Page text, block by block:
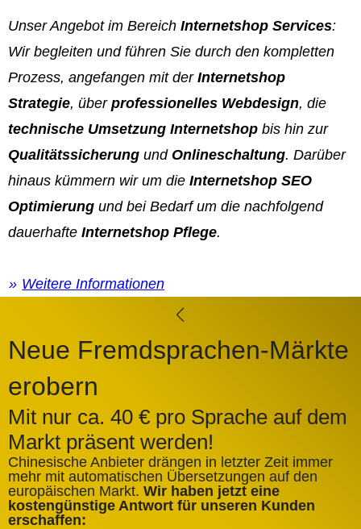
Unser Angebot im Bereich Internetshop Services:
Wir begleiten und führen Sie durch den kompletten
Prozess, angefangen mit der Internetshop
Strategie, überprofessionelles Webdesign, die
technische Umsetzung Internetshop bis hin zur
Qualitätssicherung und Onlineschaltung. Darüber
hinaus kümmern wir um die Internetshop SEO
Optimierung und bei Bedarf um die nachfolgend
dauerhafte Internetshop Pflege.
Weitere Informationen
Neue Fremdsprachen-Märkte
erobern
Mit nur ca. 40 € pro Sprache auf dem
Markt präsent werden!
Chinesische Anbieter drängen in letzter Zeit immer
mehr mit automatischen Übersetzungen auf den
europäischen Markt. Wir haben jetzt eine
kostengünstige Antwort für unseren Kunden
erschaffen: